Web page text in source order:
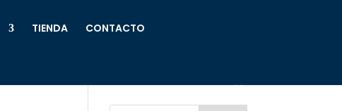
TIENDA CONTACTO